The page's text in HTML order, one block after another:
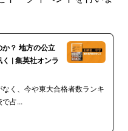
？ 地方の公立
| 集英社オンラ
く、今や東大合格者数ランキ
占...